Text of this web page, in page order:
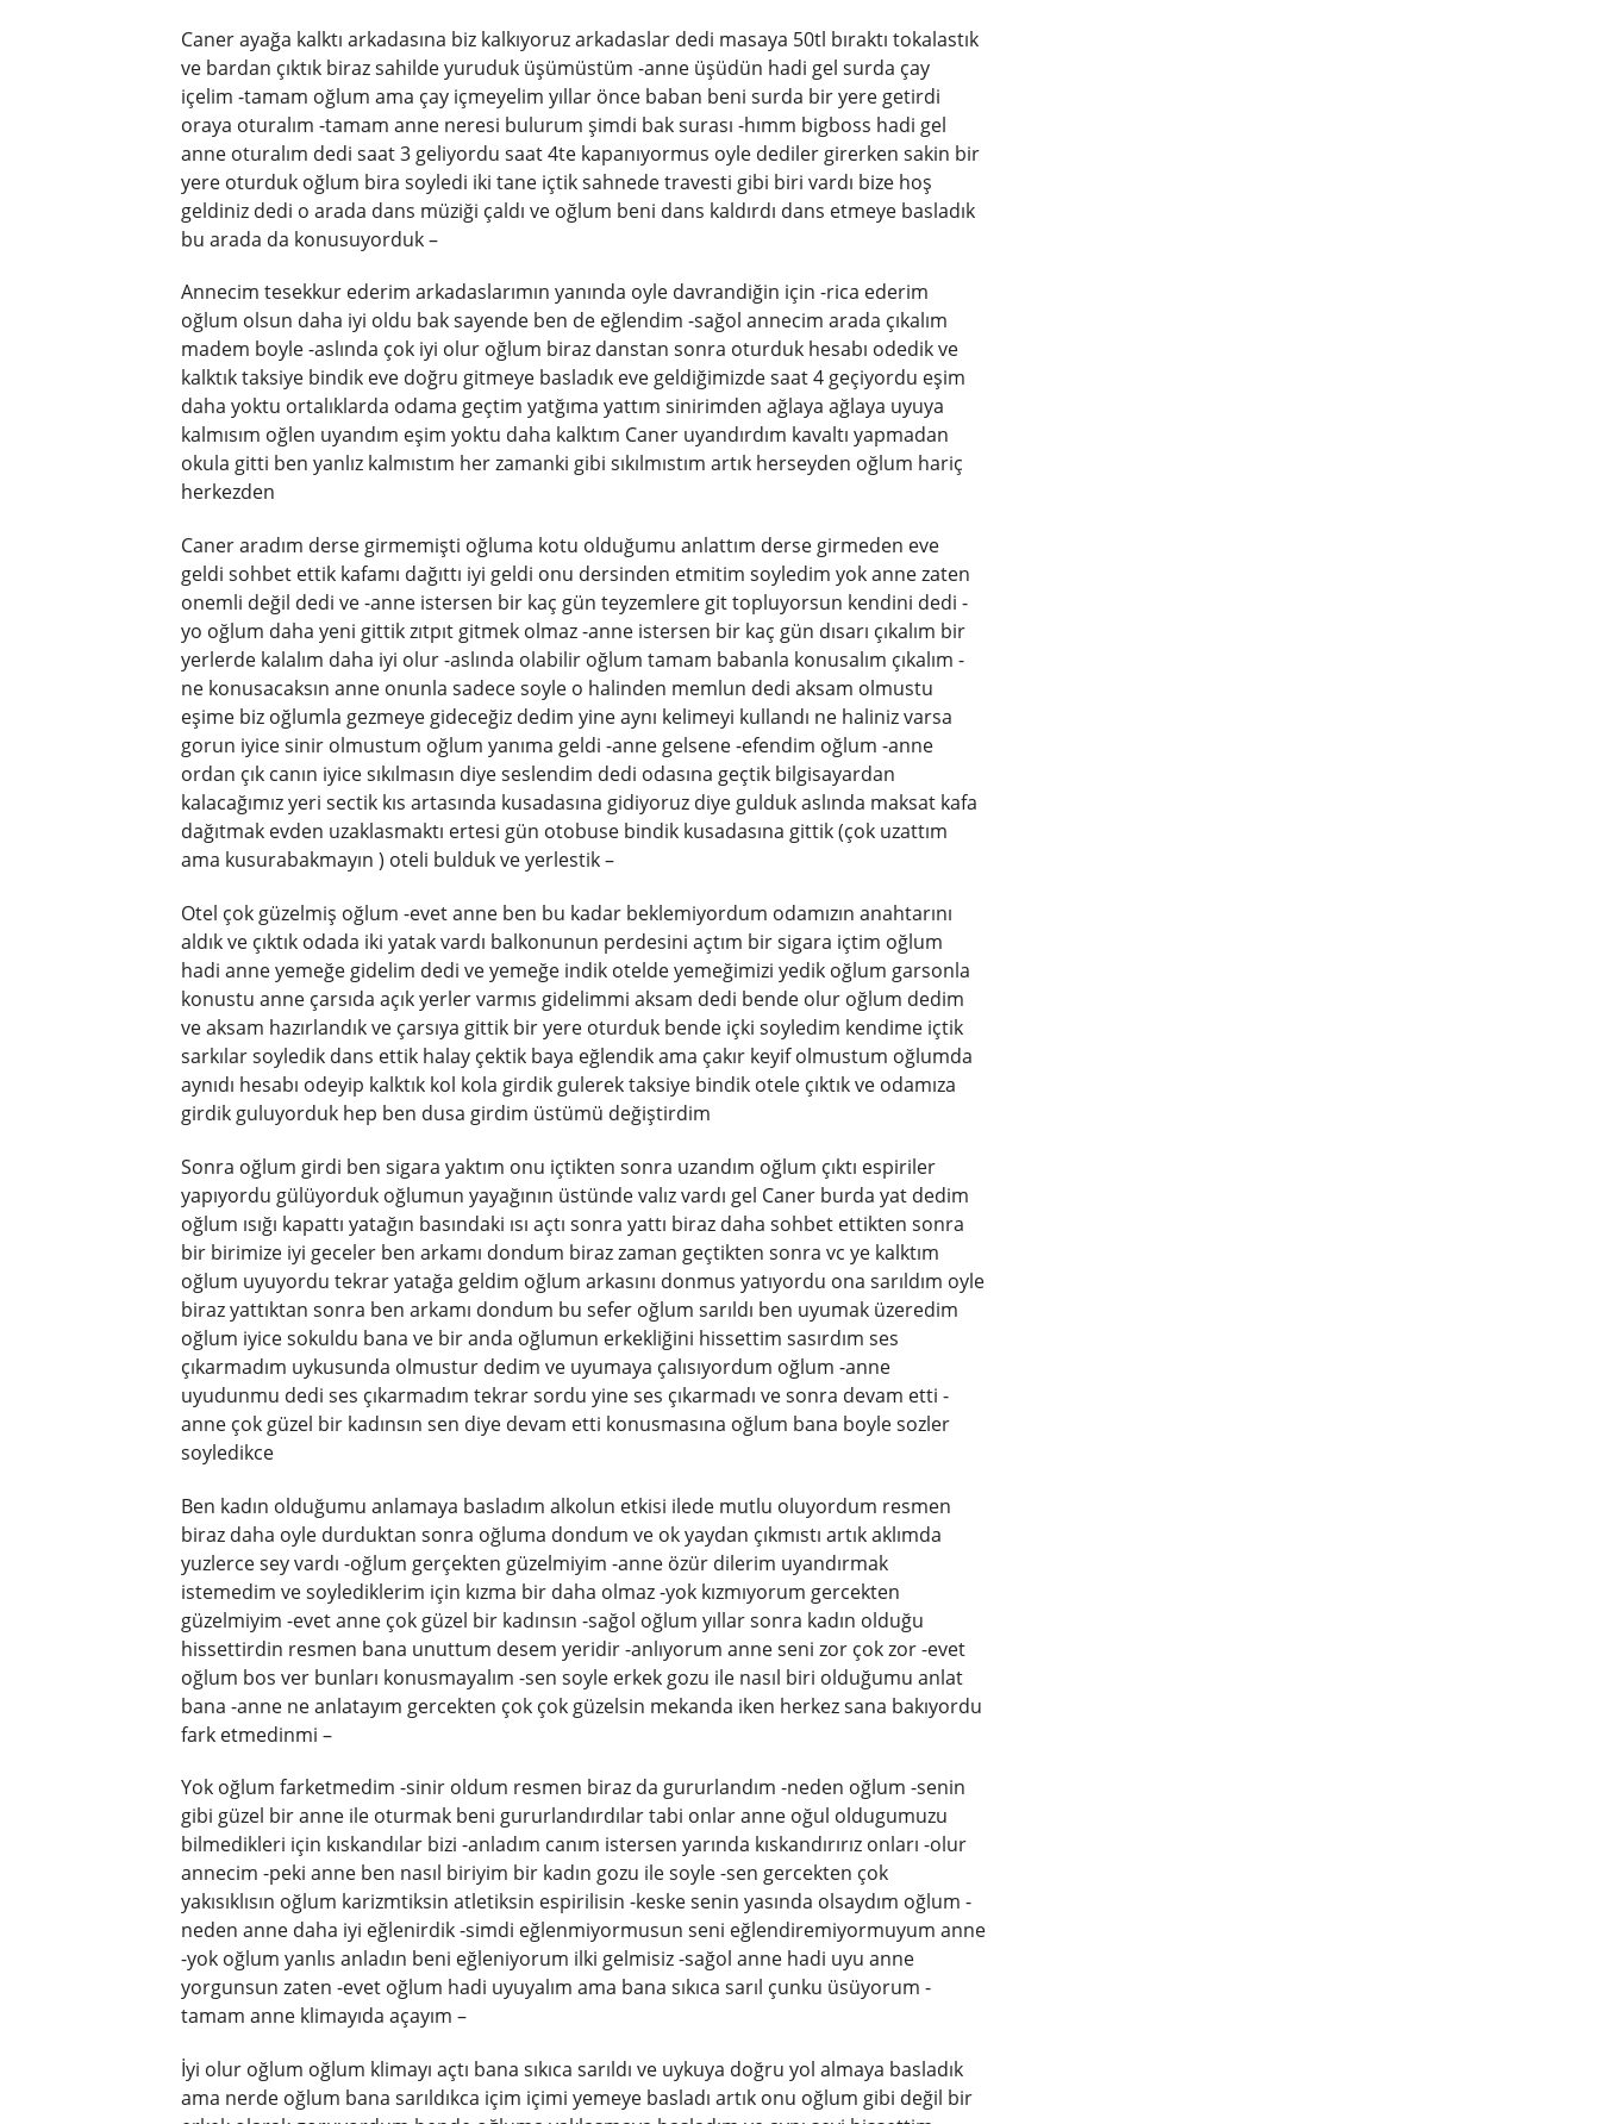
Caner ayağa kalktı arkadasına biz kalkıyoruz arkadaslar dedi masaya 50tl bıraktı tokalastık
ve bardan çıktık biraz sahilde yuruduk üşümüstüm -anne üşüdün hadi gel surda çay
içelim -tamam oğlum ama çay içmeyelim yıllar önce baban beni surda bir yere getirdi
oraya oturalım -tamam anne neresi bulurum şimdi bak surası -hımm bigboss hadi gel
anne oturalım dedi saat 3 geliyordu saat 4te kapanıyormus oyle dediler girerken sakin bir
yere oturduk oğlum bira soyledi iki tane içtik sahnede travesti gibi biri vardı bize hoş
geldiniz dedi o arada dans müziği çaldı ve oğlum beni dans kaldırdı dans etmeye basladık
bu arada da konusuyorduk –
Annecim tesekkur ederim arkadaslarımın yanında oyle davrandiğin için -rica ederim
oğlum olsun daha iyi oldu bak sayende ben de eğlendim -sağol annecim arada çıkalım
madem boyle -aslında çok iyi olur oğlum biraz danstan sonra oturduk hesabı odedik ve
kalktık taksiye bindik eve doğru gitmeye basladık eve geldiğimizde saat 4 geçiyordu eşim
daha yoktu ortalıklarda odama geçtim yatğıma yattım sinirimden ağlaya ağlaya uyuya
kalmısım oğlen uyandım eşim yoktu daha kalktım Caner uyandırdım kavaltı yapmadan
okula gitti ben yanlız kalmıstım her zamanki gibi sıkılmıstım artık herseyden oğlum hariç
herkezden
Caner aradım derse girmemişti oğluma kotu olduğumu anlattım derse girmeden eve
geldi sohbet ettik kafamı dağıttı iyi geldi onu dersinden etmitim soyledim yok anne zaten
onemli değil dedi ve -anne istersen bir kaç gün teyzemlere git topluyorsun kendini dedi -
yo oğlum daha yeni gittik zıtpıt gitmek olmaz -anne istersen bir kaç gün dısarı çıkalım bir
yerlerde kalalım daha iyi olur -aslında olabilir oğlum tamam babanla konusalım çıkalım -
ne konusacaksın anne onunla sadece soyle o halinden memlun dedi aksam olmustu
eşime biz oğlumla gezmeye gideceğiz dedim yine aynı kelimeyi kullandı ne haliniz varsa
gorun iyice sinir olmustum oğlum yanıma geldi -anne gelsene -efendim oğlum -anne
ordan çık canın iyice sıkılmasın diye seslendim dedi odasına geçtik bilgisayardan
kalacağımız yeri sectik kıs artasında kusadasına gidiyoruz diye gulduk aslında maksat kafa
dağıtmak evden uzaklasmaktı ertesi gün otobuse bindik kusadasına gittik (çok uzattım
ama kusurabakmayın ) oteli bulduk ve yerlestik –
Otel çok güzelmiş oğlum -evet anne ben bu kadar beklemiyordum odamızın anahtarını
aldık ve çıktık odada iki yatak vardı balkonunun perdesini açtım bir sigara içtim oğlum
hadi anne yemeğe gidelim dedi ve yemeğe indik otelde yemeğimizi yedik oğlum garsonla
konustu anne çarsıda açık yerler varmıs gidelimmi aksam dedi bende olur oğlum dedim
ve aksam hazırlandık ve çarsıya gittik bir yere oturduk bende içki soyledim kendime içtik
sarkılar soyledik dans ettik halay çektik baya eğlendik ama çakır keyif olmustum oğlumda
aynıdı hesabı odeyip kalktık kol kola girdik gulerek taksiye bindik otele çıktık ve odamıza
girdik guluyorduk hep ben dusa girdim üstümü değiştirdim
Sonra oğlum girdi ben sigara yaktım onu içtikten sonra uzandım oğlum çıktı espiriler
yapıyordu gülüyorduk oğlumun yayağının üstünde valız vardı gel Caner burda yat dedim
oğlum ısığı kapattı yatağın basındaki ısı açtı sonra yattı biraz daha sohbet ettikten sonra
bir birimize iyi geceler ben arkamı dondum biraz zaman geçtikten sonra vc ye kalktım
oğlum uyuyordu tekrar yatağa geldim oğlum arkasını donmus yatıyordu ona sarıldım oyle
biraz yattıktan sonra ben arkamı dondum bu sefer oğlum sarıldı ben uyumak üzeredim
oğlum iyice sokuldu bana ve bir anda oğlumun erkekliğini hissettim sasırdım ses
çıkarmadım uykusunda olmustur dedim ve uyumaya çalısıyordum oğlum -anne
uyudunmu dedi ses çıkarmadım tekrar sordu yine ses çıkarmadı ve sonra devam etti -
anne çok güzel bir kadınsın sen diye devam etti konusmasına oğlum bana boyle sozler
soyledikce
Ben kadın olduğumu anlamaya basladım alkolun etkisi ilede mutlu oluyordum resmen
biraz daha oyle durduktan sonra oğluma dondum ve ok yaydan çıkmıstı artık aklımda
yuzlerce sey vardı -oğlum gerçekten güzelmiyim -anne özür dilerim uyandırmak
istemedim ve soylediklerim için kızma bir daha olmaz -yok kızmıyorum gercekten
güzelmiyim -evet anne çok güzel bir kadınsın -sağol oğlum yıllar sonra kadın olduğu
hissettirdin resmen bana unuttum desem yeridir -anlıyorum anne seni zor çok zor -evet
oğlum bos ver bunları konusmayalım -sen soyle erkek gozu ile nasıl biri olduğumu anlat
bana -anne ne anlatayım gercekten çok çok güzelsin mekanda iken herkez sana bakıyordu
fark etmedinmi –
Yok oğlum farketmedim -sinir oldum resmen biraz da gururlandım -neden oğlum -senin
gibi güzel bir anne ile oturmak beni gururlandırdılar tabi onlar anne oğul oldugumuzu
bilmedikleri için kıskandılar bizi -anladım canım istersen yarında kıskandırırız onları -olur
annecim -peki anne ben nasıl biriyim bir kadın gozu ile soyle -sen gercekten çok
yakısıklısın oğlum karizmtiksin atletiksin espirilisin -keske senin yasında olsaydım oğlum -
neden anne daha iyi eğlenirdik -simdi eğlenmiyormusun seni eğlendiremiyormuyum anne
-yok oğlum yanlıs anladın beni eğleniyorum ilki gelmisiz -sağol anne hadi uyu anne
yorgunsun zaten -evet oğlum hadi uyuyalım ama bana sıkıca sarıl çunku üsüyorum -
tamam anne klimayıda açayım –
İyi olur oğlum oğlum klimayı açtı bana sıkıca sarıldı ve uykuya doğru yol almaya basladık
ama nerde oğlum bana sarıldıkca içim içimi yemeye basladı artık onu oğlum gibi değil bir